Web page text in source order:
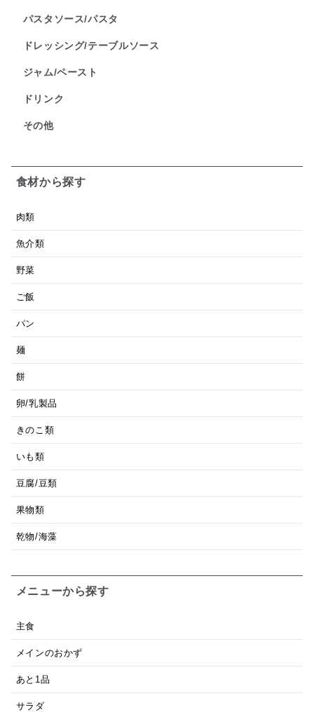
パスタソース/パスタ
ドレッシング/テーブルソース
ジャム/ペースト
ドリンク
その他
食材から探す
肉類
魚介類
野菜
ご飯
パン
麺
餅
卵/乳製品
きのこ類
いも類
豆腐/豆類
果物類
乾物/海藻
メニューから探す
主食
メインのおかず
あと1品
サラダ